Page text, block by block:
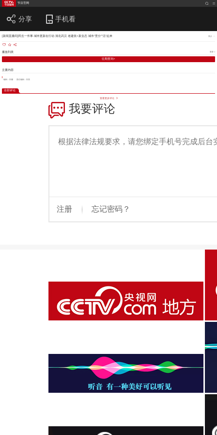
节目官网
分享 手机看
[新闻直播间]民生一件事·城市更新在行动 湖北武汉 老建筑+新业态 城市“里分”“活”起来 简介
播放列表 更多 >
往期查询>
主要内容
编辑：刘珊 责任编辑：刘亮
全部评论
查看更多评论